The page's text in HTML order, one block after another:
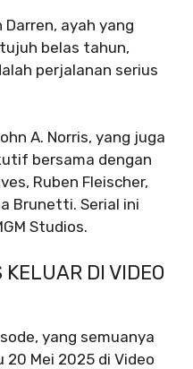
ayah yang
belas tahun,
perjalanan serius
A. Norris, yang juga
bersama dengan
Ruben Fleischer,
Brunetti. Serial ini
Studios.
DI VIDEO
yang semuanya
20 Mei 2025 di Video